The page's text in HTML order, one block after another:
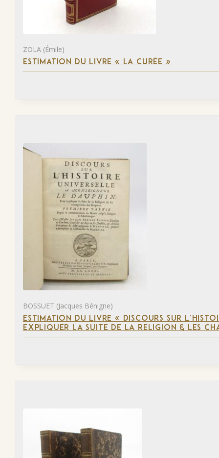
ZOLA (Émile)
ESTIMATION DU LIVRE « LA CURÉE »
BOSSUET (Jacques Bénigne)
ESTIMATION DU LIVRE « DISCOURS SUR
EXPLIQUER LA SUITE DE LA RELIGION & LES